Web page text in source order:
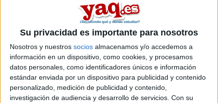
Su privacidad es importante para nosotros
Nosotros y nuestros socios almacenamos y/o accedemos a
información en un dispositivo, como cookies, y procesamos
datos personales, como identificadores únicos e información
estándar enviada por un dispositivo para publicidad y contenido
personalizado, medición de publicidad y contenido,
investigación de audiencia y desarrollo de servicios. Con su
empieces a buscar alojamiento a partir de ... ya. Mi problema
es que muchos de los anuncios son para pisos en julio y
agosto solamente.
No sé, estoy un poco perdido porque no conozco muy bien
Madrid y a cada rato tengo que mirar en Google la calle y por
ahora encontré pocosque estén más o menos cerca del
campus. Aunque lo que más me gustaría a mí es vivir cerca
del centro, pero bueno, a quien no xD
¿Alguien en una situación similar?